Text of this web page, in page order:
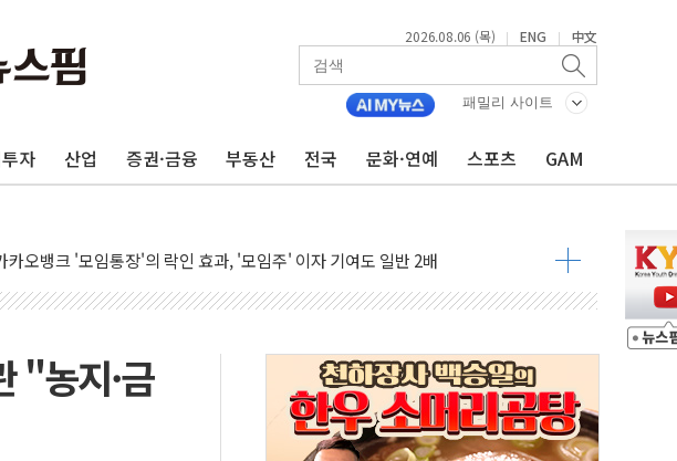
2026.08.06 (목) | ENG | 中文
패밀리 사이트
자 산업 증권·금융 부동산 전국 문화·연예 스포츠 GAM
래에셋자산운용 "변동성 커진 AI 반도체, 메모리 넘어 밸류체인 분산 투자해야"
카오뱅크 '모임통장'의 락인 효과, '모임주' 이자 기여도 일반 2배
본코리아 홍콩반점, '부산 돼지국밥짬뽕' 2주간 전국 한시 판매
국내 IDaaS 최초 클라우드 보안인증 획득
율 100원 빠지면 현대차 영업익 2.2조 증발...하반기 '환율 역풍' 우려
국내 최대 400MW 규모 해남 태양광발전 '첫삽'…남동발전, 재생에너지 '앞장'
"농지·금